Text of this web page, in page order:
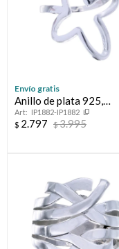
Envío gratis
Anillo de plata 925,
ESPERANZA.
IP1882-IP1882
$ 2.797 $3.995